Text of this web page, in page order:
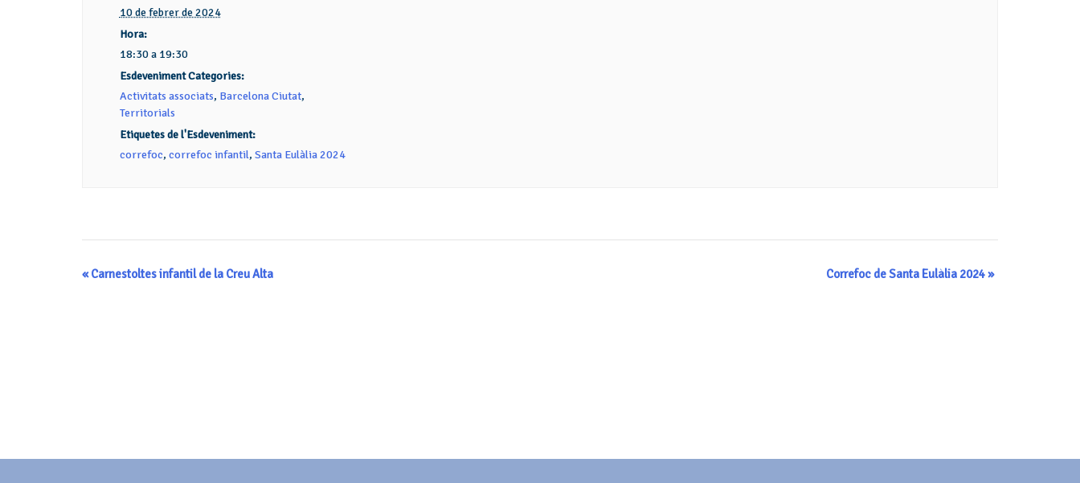
10 de febrer de 2024
Hora:
18:30 a 19:30
Esdeveniment Categories:
Activitats associats, Barcelona Ciutat,
Territorials
Etiquetes de l'Esdeveniment:
correfoc, correfoc infantil, Santa Eulàlia 2024
Navegació
«Carnestoltes infantil de la Creu Alta Correfoc de Santa Eulàlia 2024»